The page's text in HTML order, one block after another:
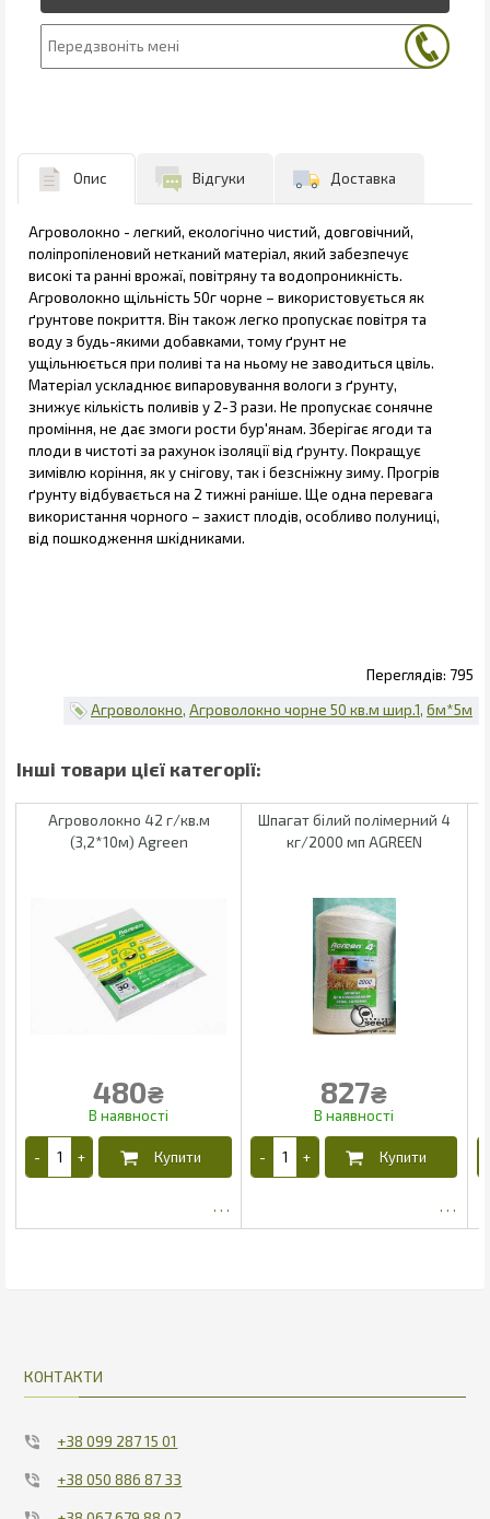
Опис Відгуки Доставка
Агроволокно - легкий, екологічно чистий, довговічний,
поліпропіленовий нетканий матеріал, який забезпечує
високі та ранні врожаї, повітряну та водопроникність.
Агроволокно щільність 50г чорне – використовується як
ґрунтове покриття. Він також легко пропускає повітря та
воду з будь-якими добавками, тому ґрунт не
ущільнюється при поливі та на ньому не заводиться цвіль.
Матеріал ускладнює випаровування вологи з ґрунту,
знижує кількість поливів у 2-3 рази. Не пропускає сонячне
проміння, не дає змоги рости бур'янам. Зберігає ягоди та
плоди в чистоті за рахунок ізоляції від ґрунту. Покращує
зимівлю коріння, як у снігову, так і безсніжну зиму. Прогрів
ґрунту відбувається на 2 тижні раніше. Ще одна перевага
використання чорного – захист плодів, особливо полуниці,
від пошкодження шкідниками.
795
Агроволокно Агроволокно чорне 50 кв.м шир.1 6м*5м
Агроволокно 42 г/кв.м
(3,2*10м) Agreen
480₴
Шпагат білий полімерний 4
кг/2000 мп AGREEN
827₴
КОНТАКТИ
+38 099 287 15 01
+38 050 886 87 33